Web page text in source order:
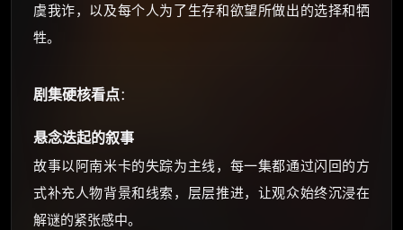
虞我诈，以及每个人为了生存和欲望所做出的选择和牺
牲。
剧集硬核看点：
悬念迭起的叙事
故事以阿南米卡的失踪为主线，每一集都通过闪回的方
式补充人物背景和线索，层层推进，让观众始终沉浸在
解谜的紧张感中。